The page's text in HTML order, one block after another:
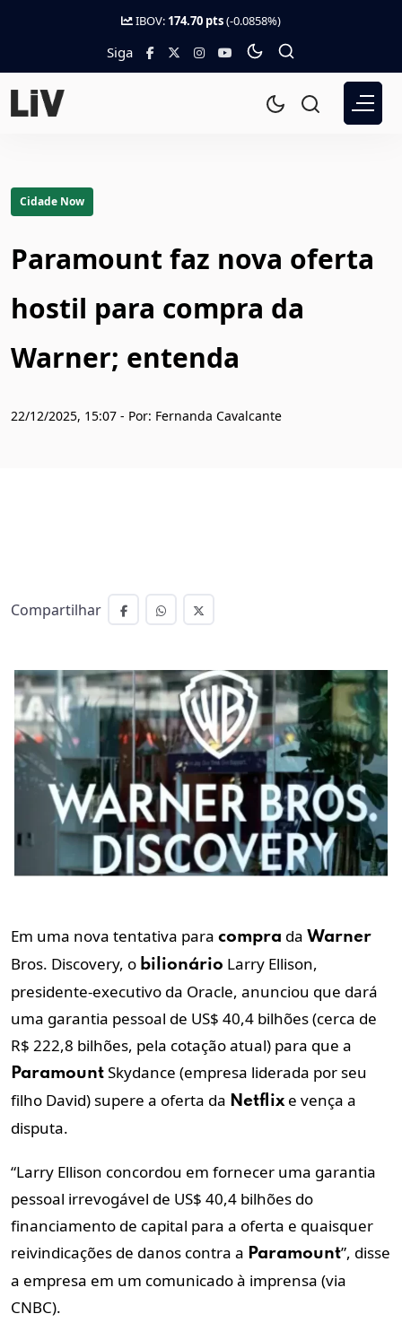
IBOV: 174.70 pts(-0.0858%)
Siga
Cidade Now
Paramount faz nova oferta
hostil para compra da
Warner; entenda
22/12/2025, 15:07 - Por: Fernanda Cavalcante
Compartilhar
Em uma nova tentativa para compra da Warner
Bros. Discovery, o bilionário Larry Ellison,
presidente-executivo da Oracle, anunciou que dará
uma garantia pessoal de US$ 40,4 bilhões (cerca de
R$ 222,8 bilhões, pela cotação atual) para que a
Paramount Skydance (empresa liderada porseu
filho David)supere a oferta da Netflixe vença a
disputa.
“Larry Ellison concordou em fornecer uma garantia
pessoal irrevogável de US$ 40,4 bilhões do
financiamento de capital para a oferta e quaisquer
reivindicações de danos contra a Paramount”, disse
a empresa em um comunicado à imprensa (via
CNBC).